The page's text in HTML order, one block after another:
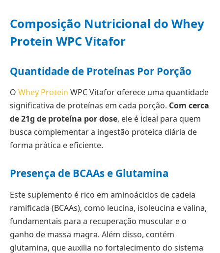
Composição Nutricional do Whey
Protein WPC Vitafor
Quantidade de Proteínas Por Porção
O Whey Protein WPC Vitafor oferece uma quantidade
significativa de proteínas em cada porção. Com cerca
de 21g de proteína por dose, ele é ideal para quem
busca complementar a ingestão proteica diária de
forma prática e eficiente.
Presença de BCAAs e Glutamina
Este suplemento é rico em aminoácidos de cadeia
ramificada (BCAAs), como leucina, isoleucina e valina,
fundamentais para a recuperação muscular e o
ganho de massa magra. Além disso, contém
glutamina, que auxilia no fortalecimento do sistema